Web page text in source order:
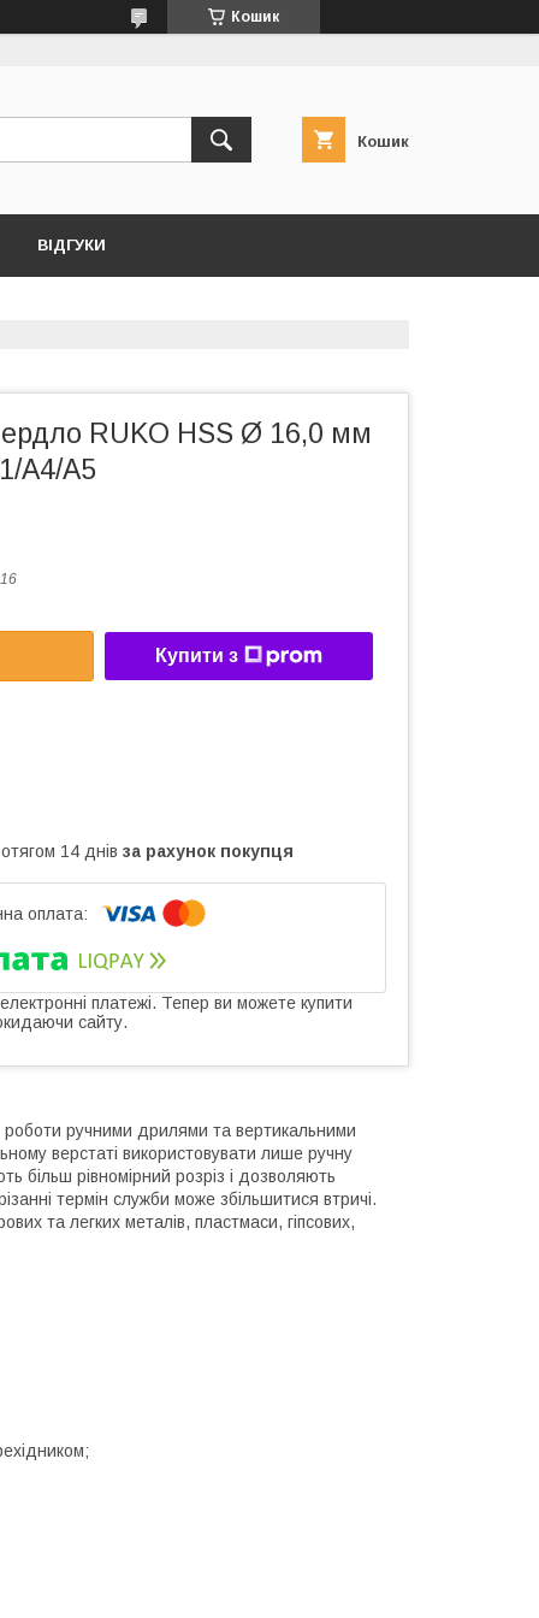
Кошик
Кошик
ВІДГУКИ
RUKO HSS Ø 16,0 мм
A4/A5
Купити з
14 днів за рахунок покупця
платежі. Тепер ви можете купити
сайту.
роботи ручними дрилями та вертикальними
верстаті використовувати лише ручну
більш рівномірний розріз і дозволяють
термін служби може збільшитися втричі.
та легких металів, пластмаси, гіпсових,